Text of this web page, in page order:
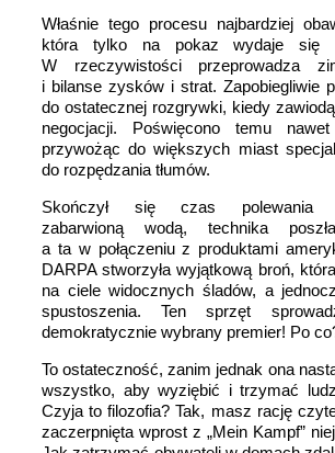
Właśnie tego procesu najbardziej
która tylko na pokaz wydaje się
W rzeczywistości przeprowadza
i bilanse zysków i strat. Zapobiegliwie
do ostatecznej rozgrywki, kiedy
negocjacji. Poświęcono temu
przywożąc do większych miast
do rozpędzania tłumów.
Skończył się czas polewania
zabarwioną wodą, technika
a ta w połączeniu z produktami
DARPA stworzyła wyjątkową broń,
na ciele widocznych śladów, a
spustoszenia. Ten sprzęt
demokratycznie wybrany premier! Po
To ostateczność, zanim jednak ona
wszystko, aby wyziębić i trzymać
Czyja to filozofia? Tak, masz rację
zaczerpnięta wprost z „Mein Kampf”